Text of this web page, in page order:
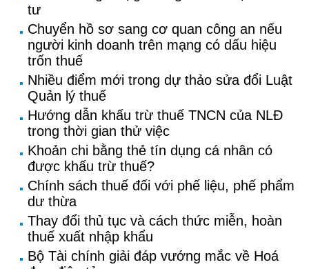
tư
Chuyển hồ sơ sang cơ quan công an nếu
người kinh doanh trên mạng có dấu hiệu
trốn thuế
Nhiều điểm mới trong dự thảo sửa đổi Luật
Quản lý thuế
Hướng dẫn khấu trừ thuế TNCN của NLĐ
trong thời gian thử việc
Khoản chi bằng thẻ tín dụng cá nhân có
được khấu trừ thuế?
Chính sách thuế đối với phế liệu, phế phẩm
dư thừa
Thay đổi thủ tục và cách thức miễn, hoàn
thuế xuất nhập khẩu
Bộ Tài chính giải đáp vướng mắc về Hoá